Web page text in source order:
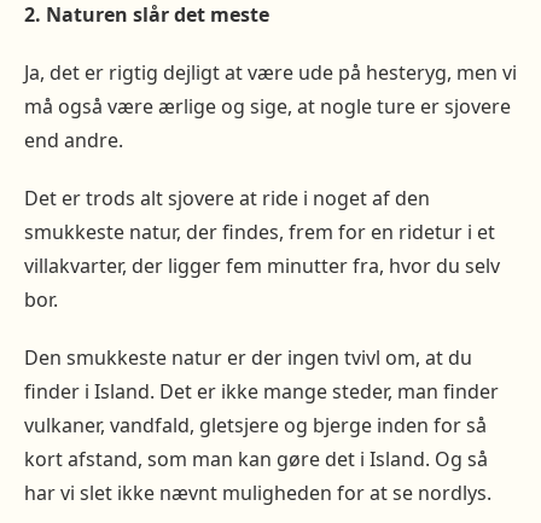
2. Naturen slår det meste
Ja, det er rigtig dejligt at være ude på hesteryg, men vi
må også være ærlige og sige, at nogle ture er sjovere
end andre.
Det er trods alt sjovere at ride i noget af den
smukkeste natur, der findes, frem for en ridetur i et
villakvarter, der ligger fem minutter fra, hvor du selv
bor.
Den smukkeste natur er der ingen tvivl om, at du
finder i Island. Det er ikke mange steder, man finder
vulkaner, vandfald, gletsjere og bjerge inden for så
kort afstand, som man kan gøre det i Island. Og så
har vi slet ikke nævnt muligheden for at se nordlys.